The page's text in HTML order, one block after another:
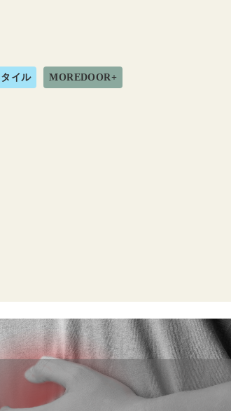
イル MOREDOOR+